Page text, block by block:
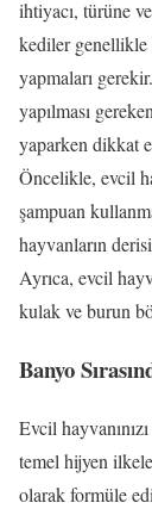
ihtiyacı, türüne
kediler
yapmaları
yapılması
yaparken dikkat
Öncelikle, evcil
şampuan
hayvanların
Ayrıca, evcil
kulak ve burun
Banyo
Evcil
temel hijyen
olarak formüle